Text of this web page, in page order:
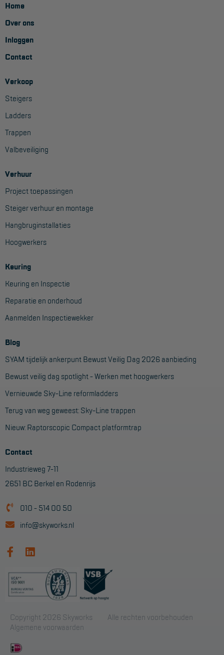
Home
Over ons
Inloggen
Contact
Verkoop
Steigers
Ladders
Trappen
Valbeveiliging
Verhuur
Project toepassingen
Steiger verhuur en montage
Hangbruginstallaties
Hoogwerkers
Keuring
Keuring en Inspectie
Reparatie en onderhoud
Aanmelden Inspectiewekker
Blog
SYAM tijdelijk ankerpunt Bewust Veilig Dag 2026 aanbieding
Bewust veilig dag spotlight - Werken met hoogwerkers
Vernieuwde Sky-Line reformladders
Terug van weg geweest: Sky-Line trappen
Nieuw: Raptorscopic Compact platformtrap
Contact
Industrieweg 7-11
2651 BC Berkel en Rodenrijs
010 - 514 00 50
info@skyworks.nl
Copyright 2026 Skyworks
Alle rechten voorbehouden
Algemene voorwaarden